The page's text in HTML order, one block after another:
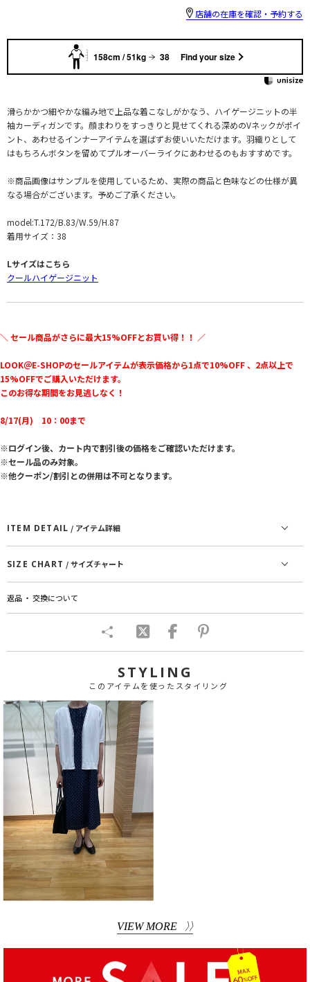
店舗の在庫を確認・予約する
158cm / 51kg 38 Find your size
滑らかかつ細やかな編み地で上品な着こなしがかなう、ハイゲージニットの半
袖カーディガンです。顔まわりをすっきりと見せてくれる深めのVネックがポイ
ント、あわせるインナーアイテムを選ばずお使いいただけます。羽織りとして
はもちろんボタンを留めてプルオーバーライクにあわせるのもおすすめです。
※商品画像はサンプルを使用しているため、実際の商品と色味などの仕様が異
なる場合がございます。予めご了承ください。
model:T.172/B.83/W.59/H.87
着用サイズ：38
Lサイズはこちら
クールハイゲージニット
＼ セール商品がさらに最大15%OFFとお買い得！！ ／
LOOK＠E-SHOPのセールアイテムが表示価格から1点で10%OFF 、2点以上で
15%OFFでご購入いただけます。
このお得な期間をお見逃しなく！
8/17(月) 10：00まで
※ログイン後、カート内で割引後の価格をご確認いただけます。
※セール品のみ対象。
※他クーポン/割引との併用は不可となります。
ITEM DETAIL / アイテム詳細
SIZE CHART / サイズチャート
返品 ・ 交換について
STYLING
このアイテムを使ったスタイリング
VIEW MORE